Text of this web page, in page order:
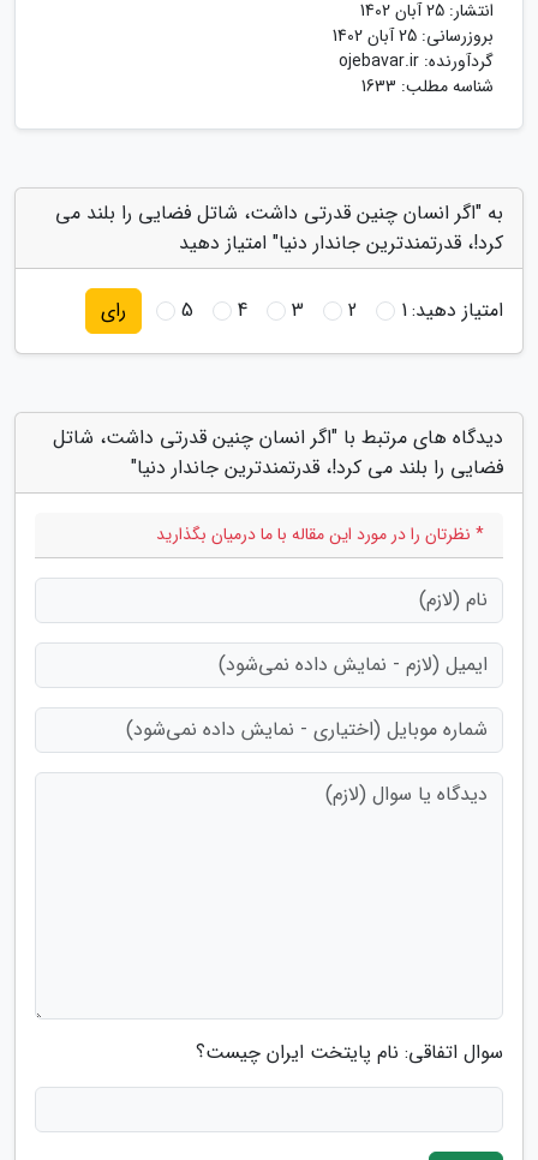
انتشار: 25 آبان 1402
بروزرسانی: 25 آبان 1402
گردآورنده: ojebavar.ir
شناسه مطلب: 1633
به "اگر انسان چنین قدرتی داشت، شاتل فضایی را بلند می
کرد!، قدرتمندترین جاندار دنیا" امتیاز دهید
امتیاز دهید:1
2
3
4
5 رای
دیدگاه های مرتبط با "اگر انسان چنین قدرتی داشت، شاتل
فضایی را بلند می کرد!، قدرتمندترین جاندار دنیا"
* نظرتان را در مورد این مقاله با ما درمیان بگذارید
سوال اتفاقی: نام پایتخت ایران چیست؟